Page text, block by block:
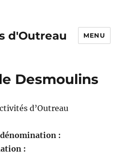
d'Outreau MENU
Desmoulins
d’Outreau
dénomination :
: